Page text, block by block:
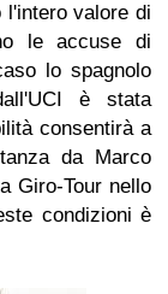
valore di
le accuse di
lo spagnolo
è stata
consentirà a
da Marco
Giro-Tour nello
condizioni è